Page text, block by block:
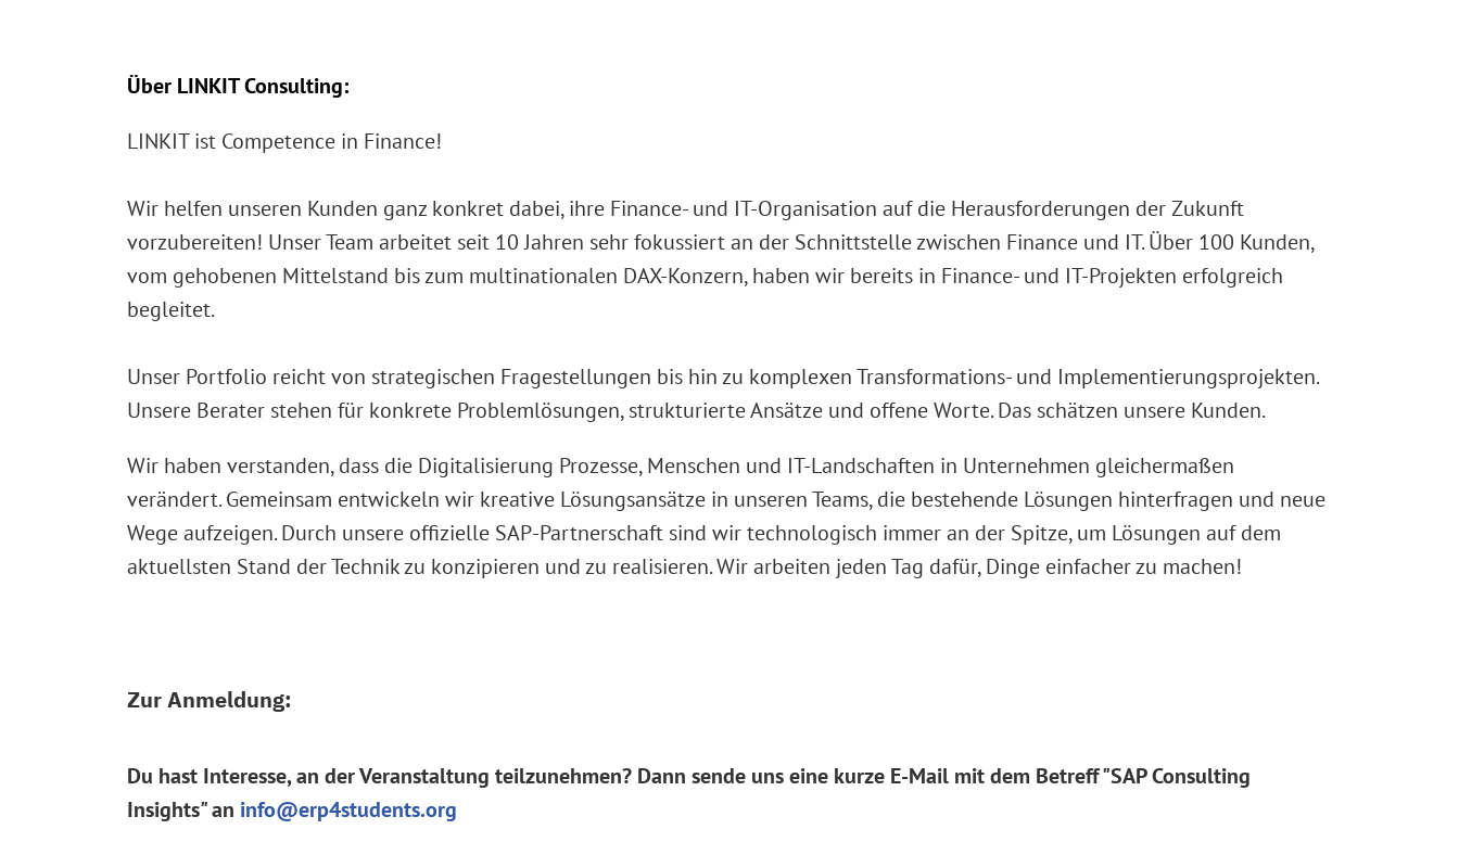
Über LINKIT Consulting:
LINKIT ist Competence in Finance!
Wir helfen unseren Kunden ganz konkret dabei, ihre Finance- und IT-Organisation auf die Herausforderungen der Zukunft
vorzubereiten! Unser Team arbeitet seit 10 Jahren sehr fokussiert an der Schnittstelle zwischen Finance und IT. Über 100 Kunden,
vom gehobenen Mittelstand bis zum multinationalen DAX-Konzern, haben wir bereits in Finance- und IT-Projekten erfolgreich
begleitet.
Unser Portfolio reicht von strategischen Fragestellungen bis hin zu komplexen Transformations- und Implementierungsprojekten.
Unsere Berater stehen für konkrete Problemlösungen, strukturierte Ansätze und offene Worte. Das schätzen unsere Kunden.
Wir haben verstanden, dass die Digitalisierung Prozesse, Menschen und IT-Landschaften in Unternehmen gleichermaßen
verändert. Gemeinsam entwickeln wir kreative Lösungsansätze in unseren Teams, die bestehende Lösungen hinterfragen und neue
Wege aufzeigen. Durch unsere offizielle SAP-Partnerschaft sind wir technologisch immer an der Spitze, um Lösungen auf dem
aktuellsten Stand der Technik zu konzipieren und zu realisieren. Wir arbeiten jeden Tag dafür, Dinge einfacher zu machen!
Zur Anmeldung:
Du hast Interesse, an der Veranstaltung teilzunehmen? Dann sende uns eine kurze E-Mail mit dem Betreff "SAP Consulting
Insights" an info@erp4students.org